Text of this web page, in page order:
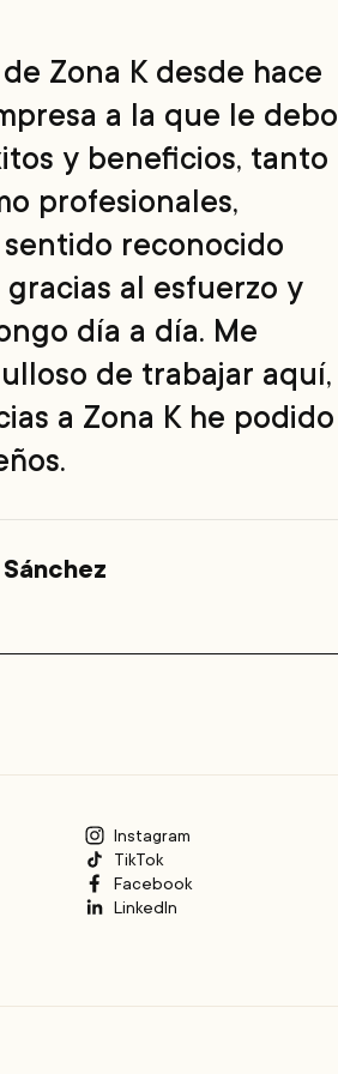
Zona K desde hace
a la que le debo
y beneficios, tanto
profesionales,
reconocido
al esfuerzo y
día a día. Me
de trabajar aquí,
a Zona K he podido
Instagram
TikTok
Facebook
LinkedIn